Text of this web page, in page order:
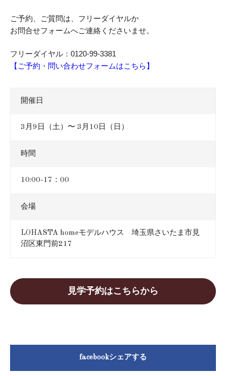
ご予約、ご質問は、フリーダイヤルか
お問合せフォームへご連絡くださいませ。
フリーダイヤル：0120-99-3381
【ご予約・問い合わせフォームはこちら】
開催日
3月9日（土）〜 3月10日（日）
時間
10:00-17：00
会場
LOHASTA homeモデルハウス 埼玉県さいたま市見
沼区東門前217
見学予約はこちらから
facebookシェアする